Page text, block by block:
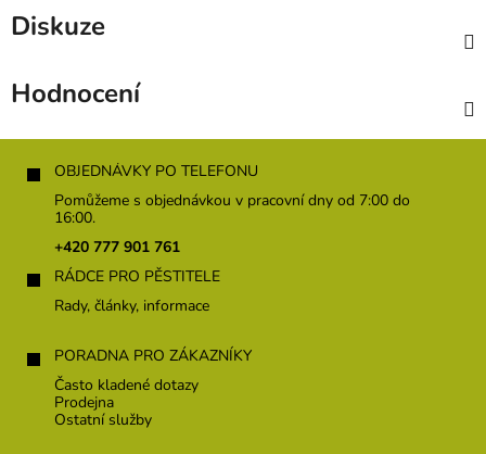
Diskuze
Hodnocení
Z
OBJEDNÁVKY PO TELEFONU
Pomůžeme s objednávkou v pracovní dny od 7:00 do
16:00.
+420 777 901 761
RÁDCE PRO PĚSTITELE
Rady, články, informace
PORADNA PRO ZÁKAZNÍKY
Často kladené dotazy
Prodejna
Ostatní služby